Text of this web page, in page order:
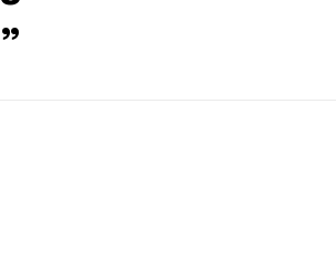
”